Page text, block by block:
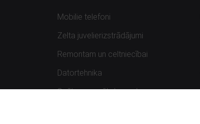
Mobilie telefoni
Zelta juvelierizstrādājumi
Remontam un celtniecībai
Datortehnika
Spēles un spēļu konsoles